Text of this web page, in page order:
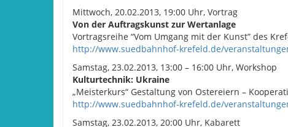
Mittwoch, 20.02.2013, 19:00 Uhr, Vortrag
Von der Auftragskunst zur Wertanlage
Vortragsreihe “Vom Umgang mit der Kunst” des
http://www.suedbahnhof-krefeld.de/
Samstag, 23.02.2013, 13:00 – 16:00 Uhr, Workshop
Kulturtechnik: Ukraine
„Meisterkurs“ Gestaltung von Ostereiern –
http://www.suedbahnhof-krefeld.de/
Samstag, 23.02.2013, 20:00 Uhr, Kabarett